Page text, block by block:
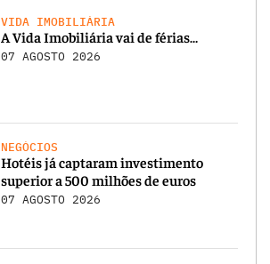
VIDA IMOBILIÁRIA
A Vida Imobiliária vai de férias…
07 AGOSTO 2026
NEGÓCIOS
Hotéis já captaram investimento
superior a 500 milhões de euros
07 AGOSTO 2026